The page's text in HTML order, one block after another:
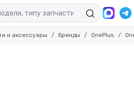
и аксессуары Бренды OnePlus